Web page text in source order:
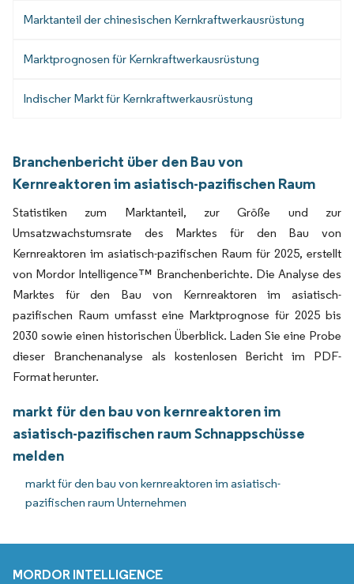
Marktanteil der chinesischen Kernkraftwerkausrüstung
Marktprognosen für Kernkraftwerkausrüstung
Indischer Markt für Kernkraftwerkausrüstung
Branchenbericht über den Bau von
Kernreaktoren im asiatisch-pazifischen Raum
Statistiken zum Marktanteil, zur Größe und zur
Umsatzwachstumsrate des Marktes für den Bau von
Kernreaktoren im asiatisch-pazifischen Raum für 2025, erstellt
von Mordor Intelligence™ Branchenberichte. Die Analyse des
Marktes für den Bau von Kernreaktoren im asiatisch-
pazifischen Raum umfasst eine Marktprognose für 2025 bis
2030 sowie einen historischen Überblick. Laden Sie eine Probe
dieser Branchenanalyse als kostenlosen Bericht im PDF-
Format herunter.
markt für den bau von kernreaktoren im
asiatisch-pazifischen raum Schnappschüsse
melden
markt für den bau von kernreaktoren im asiatisch-
pazifischen raum Unternehmen
MORDOR INTELLIGENCE